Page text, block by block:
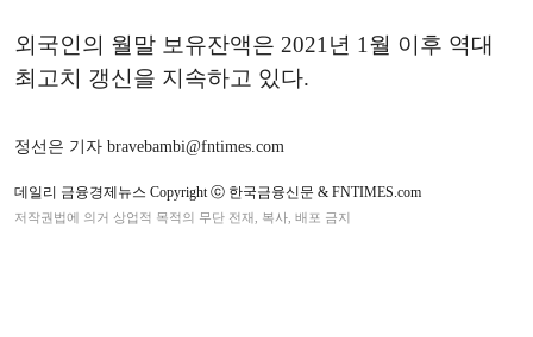
외국인의 월말 보유잔액은 2021년 1월 이후 역대
최고치 갱신을 지속하고 있다.
정선은 기자 bravebambi@fntimes.com
데일리 금융경제뉴스 Copyright ⓒ 한국금융신문 & FNTIMES.com
저작권법에 의거 상업적 목적의 무단 전재, 복사, 배포 금지